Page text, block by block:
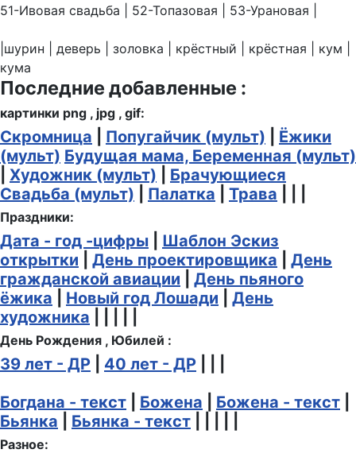
51-Ивовая свадьба | 52-Топазовая | 53-Урановая |
|шурин | деверь | золовка | крёстный | крёстная | кум |
кума
Последние добавленные :
картинки png , jpg , gif:
Скромница Попугайчик (мульт)
Ёжики
(мульт) Будущая мама, Беременная (мульт)
Художник (мульт)
Брачующиеся
Свадьба (мульт)
Палатка Трава
Праздники:
Дата - год -цифры
Шаблон Эскиз
открытки
День проектировщика
День
гражданской авиации
День пьяного
ёжика
Новый год Лошади
День
художника
День Рождения , Юбилей :
39 лет - ДР 40 лет - ДР
Богдана - текст
Божена Божена - текст
Бьянка
Бьянка - текст
Разное: